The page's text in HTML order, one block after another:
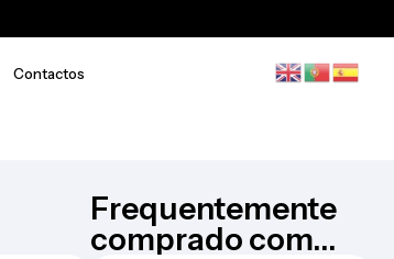
Contactos
Frequentemente
comprado com...